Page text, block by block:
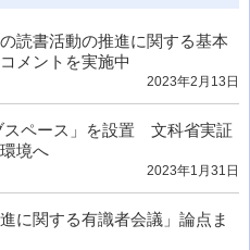
読書活動の推進に関する基本
メントを実施中
2023年2月13日
スペース」を設置 文科省実証
境へ
2023年1月31日
に関する有識者会議」論点ま